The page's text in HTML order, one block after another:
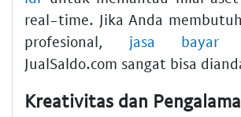
real-time. Jika Anda
profesional, jasa bayar
JualSaldo.com sangat bisa
Kreativitas dan